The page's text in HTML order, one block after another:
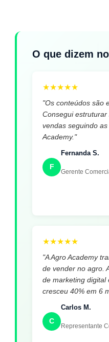
O que dizem
★★★★★
"Os conteúdos são
Consegui
vendas seguindo
Academy."
F
Fernanda S.
Gerente
★★★★★
"A Agro Academy
de vender no agro.
de marketing digital
cresceu 40% em 6
C
Carlos M.
Representante